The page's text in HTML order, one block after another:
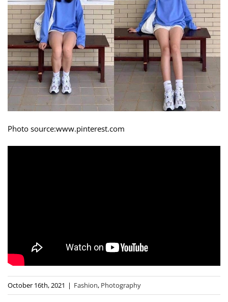
Photo source:www.pinterest.com
October 16th, 2021 | Fashion, Photography